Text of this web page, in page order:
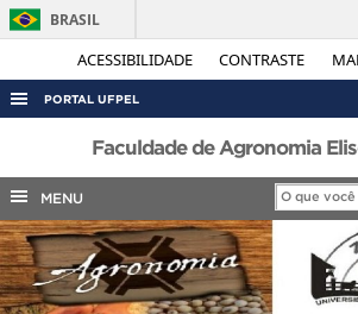
ACESSIBILIDADE CONTRASTE
BRASIL
PORTAL UFPEL
ACESSO À INFORMAÇÃO
AUDITORIA
COBALTO
CONCURSOS
EDITAIS
Faculdade de Agronomia
MENU